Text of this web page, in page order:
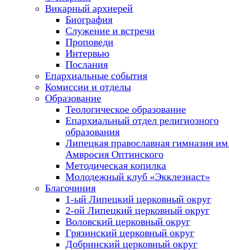
Викарный архиерей
Биография
Служение и встречи
Проповеди
Интервью
Послания
Епархиальные события
Комиссии и отделы
Образование
Теологическое образование
Епархиальный отдел религиозного
образования
Липецкая православная гимназия
Амвросия Оптинского
Методическая копилка
Молодежный клуб «Экклезиаст»
Благочиния
1-ый Липецкий церковный округ
2-ой Липецкий церковный округ
Воловский церковный округ
Грязинский церковный округ
Добринский церковный округ